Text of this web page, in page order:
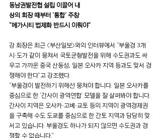
동남권발전협 설립 이끌어 내
상의 회장 때부터 '통합' 주창
"메가시티 법제화 반드시 이뤄야"
강 회장은 최근 〈부산일보〉와의 인터뷰에서 “부울경 3개
시·도가 같이 뭉쳐서 국토균형발전을 위해 수도권과도 싸
우고 가까운 중국 산둥성, 일본 오사카 지역 등과도 맞서 경
쟁해야 한다”고 강조했다.
“부울경이 발전하기 위해선 뭉쳐야 합니다. 일본 오사카를
중심으로 한 ‘간사이 광역연합’ 모델을 잘 살펴봐야 합니다.
간사이 지역은 오사카·고베·교토 등의 지역이 광역경제권
을 구축해 수도 도쿄를 중심으로 한 간토 지역과 당당히 맞
서고 있습니다. 부울경도 하나가 되지 않으면 수도권과 경
쟁할 수 없습니다.”